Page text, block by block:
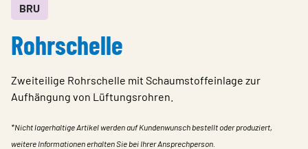
Im Fokus
Über Lindab
Downloads
Einloggen
BRU
Rohrschelle
Zweiteilige Rohrschelle mit Schaumstoffeinlage zur
Aufhängung von Lüftungsrohren.
*Nicht lagerhaltige Artikel werden auf Kundenwunsch bestellt oder produziert,
weitere Informationen erhalten Sie bei Ihrer Ansprechperson.